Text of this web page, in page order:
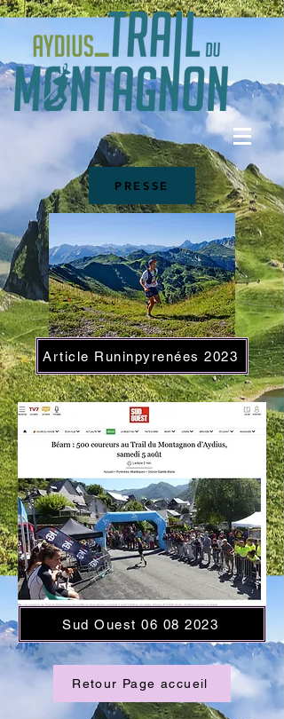
PRESSE
Article Runinpyrenées 2023
Sud Ouest 06 08 2023
Retour Page accueil